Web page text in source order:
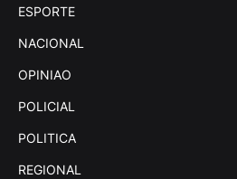
ESPORTE
NACIONAL
OPINIAO
POLICIAL
POLITICA
REGIONAL